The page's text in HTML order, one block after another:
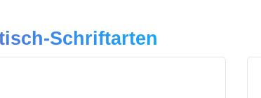
Schriftarten